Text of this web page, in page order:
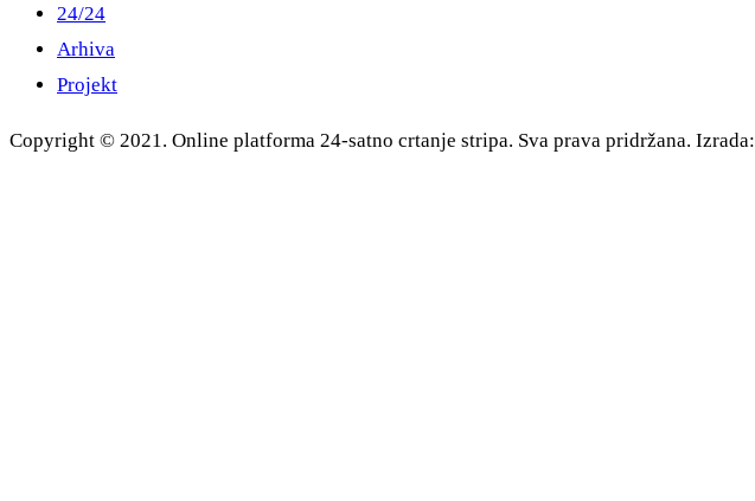
24/24
Arhiva
Projekt
Copyright © 2021. Online platforma 24-satno crtanje stripa. Sva prava pridržana. Izrada: